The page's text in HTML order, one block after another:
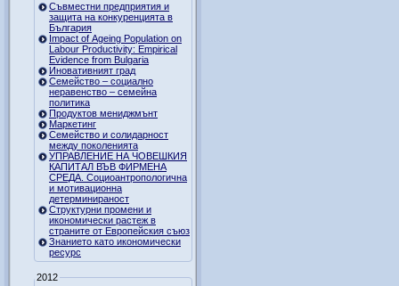
Съвместни предприятия и
защита на конкуренцията в
България
Impact of Ageing Population on
Labour Productivity: Empirical
Evidence from Bulgaria
Иновативният град
Семейство – социално
неравенство – семейна
политика
Продуктов мениджмънт
Маркетинг
Семейство и солидарност
между поколенията
УПРАВЛЕНИЕ НА ЧОВЕШКИЯ
КАПИТАЛ ВЪВ ФИРМЕНА
СРЕДА. Социоантропологична
и мотивационна
детерминираност
Структурни промени и
икономически растеж в
страните от Европейския съюз
Знанието като икономически
ресурс
2012